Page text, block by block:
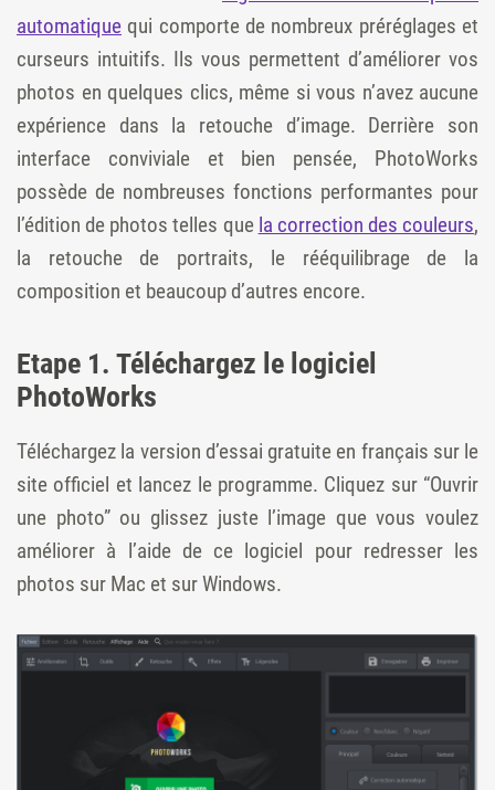
automatique qui comporte de nombreux préréglages et
curseurs intuitifs. Ils vous permettent d’améliorer vos
photos en quelques clics, même si vous n’avez aucune
expérience dans la retouche d’image. Derrière son
interface conviviale et bien pensée, PhotoWorks
possède de nombreuses fonctions performantes pour
l’édition de photos telles que la correction des couleurs,
la retouche de portraits, le rééquilibrage de la
composition et beaucoup d’autres encore.
Etape 1. Téléchargez le logiciel
PhotoWorks
Téléchargez la version d’essai gratuite en français sur le
site officiel et lancez le programme. Cliquez sur “Ouvrir
une photo” ou glissez juste l’image que vous voulez
améliorer à l’aide de ce logiciel pour redresser les
photos sur Mac et sur Windows.